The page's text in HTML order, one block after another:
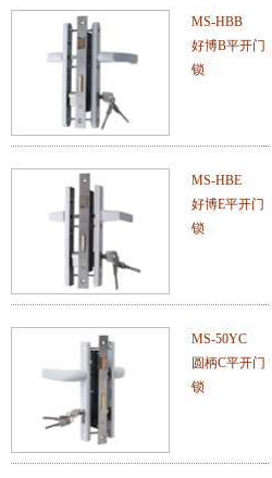
MS-HBB
好博B平开门
锁
MS-HBE
好博E平开门
锁
MS-50YC
圆柄C平开门
锁